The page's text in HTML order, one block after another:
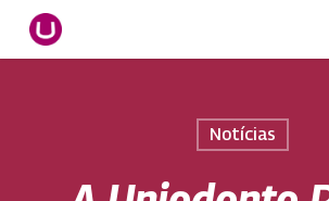
Pular
para
Notícias